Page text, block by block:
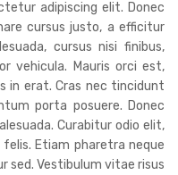
adipiscing elit. Donec
cursus justo, a efficitur
cursus nisi finibus,
vehicula. Mauris orci est,
in erat. Cras nec tincidunt
porta posuere. Donec
Curabitur odio elit,
Etiam pharetra neque
Vestibulum vitae risus